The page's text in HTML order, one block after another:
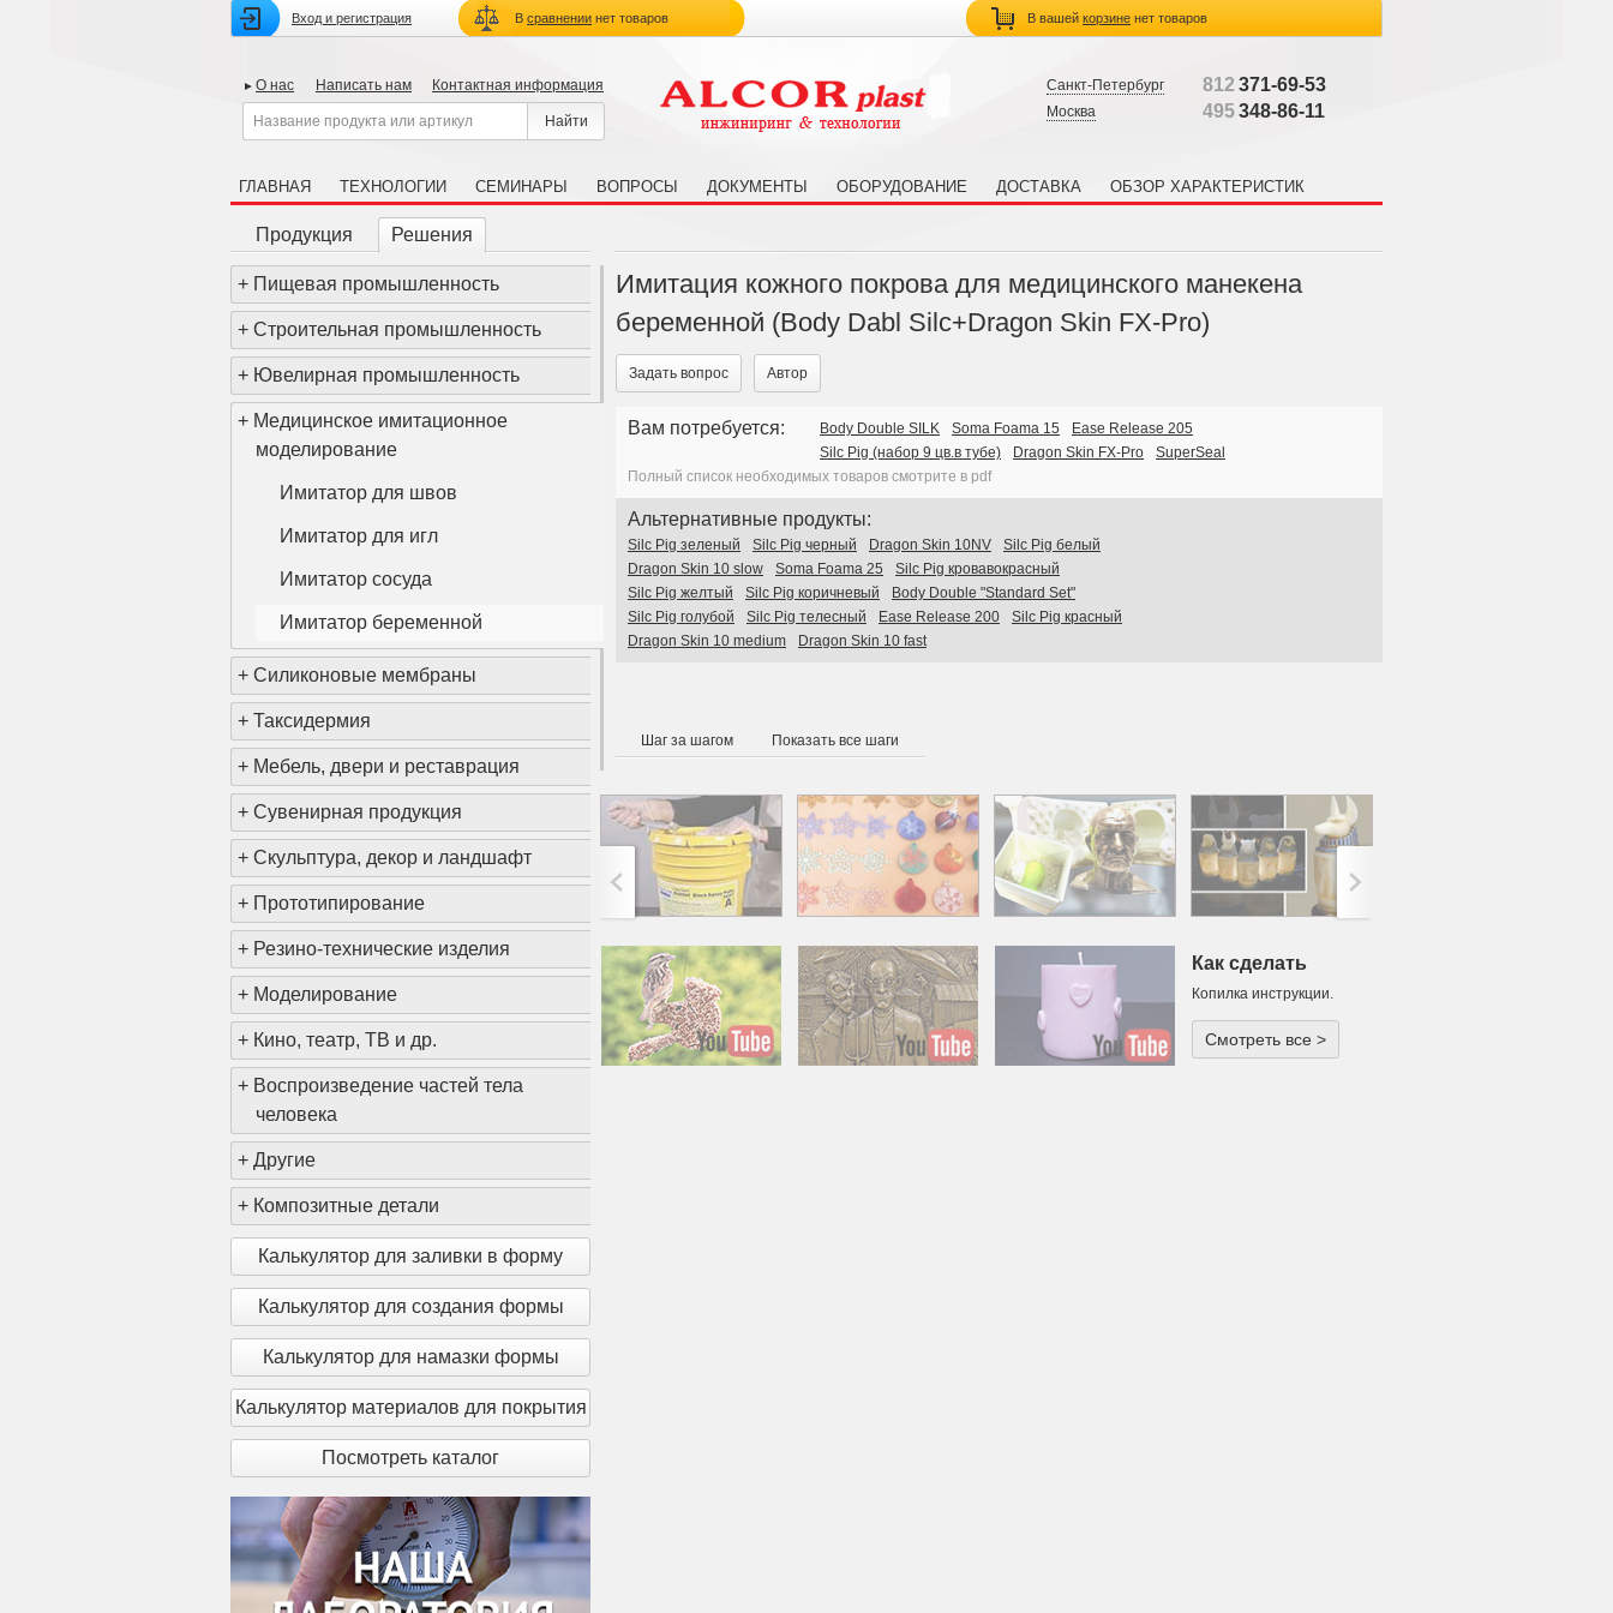
Вход и регистрация В сравнении нет товаров В вашей корзине нет товаров
О нас Написать нам Контактная информация Санкт-Петербург 812 371-69-53
Москва 495348-86-11
ГЛАВНАЯ ТЕХНОЛОГИИ СЕМИНАРЫ ВОПРОСЫ ДОКУМЕНТЫ ОБОРУДОВАНИЕ ДОСТАВКА ОБЗОР ХАРАКТЕРИСТИК
Продукция Решения
+ Пищевая промышленность
+ Строительная промышленность
+ Ювелирная промышленность
+ Медицинское имитационное
моделирование
Имитатор для швов
Имитатор для игл
Имитатор сосуда
Имитатор беременной
+ Силиконовые мембраны
+ Таксидермия
+ Мебель, двери и реставрация
+ Сувенирная продукция
+ Скульптура, декор и ландшафт
+ Прототипирование
+ Резино-технические изделия
+ Моделирование
+ Кино, театр, ТВ и др.
+ Воспроизведение частей тела
человека
+ Другие
+ Композитные детали
Калькулятор для заливки в форму
Калькулятор для создания формы
Калькулятор для намазки формы
Калькулятор материалов для покрытия
Посмотреть каталог
Имитация кожного покрова для медицинского манекена
беременной (Body Dabl Silc+Dragon Skin FX-Pro)
Задать вопрос Автор
Вам потребуется: Body Double SILK Soma Foama 15
Ease Release 205
Silc Pig (набор 9 цв.в тубе)
Dragon Skin FX-Pro
SuperSeal
Полный список необходимых товаров смотрите в pdf
Альтернативные продукты:
Silc Pig зеленый Silc Pig черный Dragon Skin 10NV
Silc Pig белый
Dragon Skin 10 slow
Soma Foama 25
Silc Pig кровавокрасный
Silc Pig желтый
Silc Pig коричневый
Body Double "Standard Set"
Silc Pig голубой
Silc Pig телесный Ease Release 200
Silc Pig красный
Dragon Skin 10 medium
Dragon Skin 10 fast
Шаг за шагом Показать все шаги
< >;
Как сделать
Копилка инструкции.
Смотреть все >